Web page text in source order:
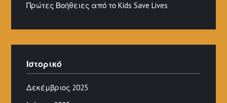
Πρώτες Βοήθειες από το Kids Save Lives
Ιστορικό
Δεκέμβριος 2025